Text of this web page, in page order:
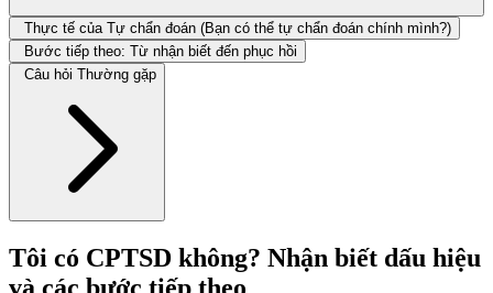
Thực tế của Tự chẩn đoán (Bạn có thể tự chẩn đoán chính mình?)
Bước tiếp theo: Từ nhận biết đến phục hồi
Câu hỏi Thường gặp
Tôi có CPTSD không? Nhận biết dấu hiệu
và các bước tiếp theo